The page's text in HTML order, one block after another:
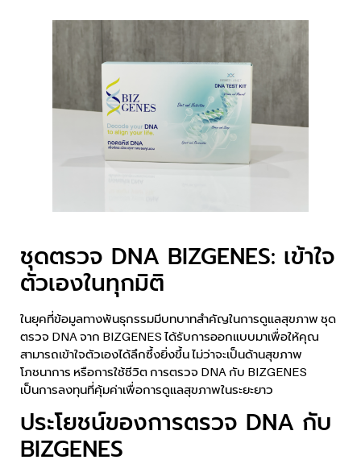
ชุดตรวจ DNA BIZGENES: เข้าใจ
ตัวเองในทุกมิติ
ในยุคที่ข้อมูลทางพันธุกรรมมีบทบาทสำคัญในการดูแลสุขภาพ ชุด
ตรวจ DNA จาก BIZGENES ได้รับการออกแบบมาเพื่อให้คุณ
สามารถเข้าใจตัวเองได้ลึกซึ้งยิ่งขึ้น ไม่ว่าจะเป็นด้านสุขภาพ
โภชนาการ หรือการใช้ชีวิต การตรวจ DNA กับ BIZGENES
เป็นการลงทุนที่คุ้มค่าเพื่อการดูแลสุขภาพในระยะยาว
ประโยชน์ของการตรวจ DNA กับ
BIZGENES